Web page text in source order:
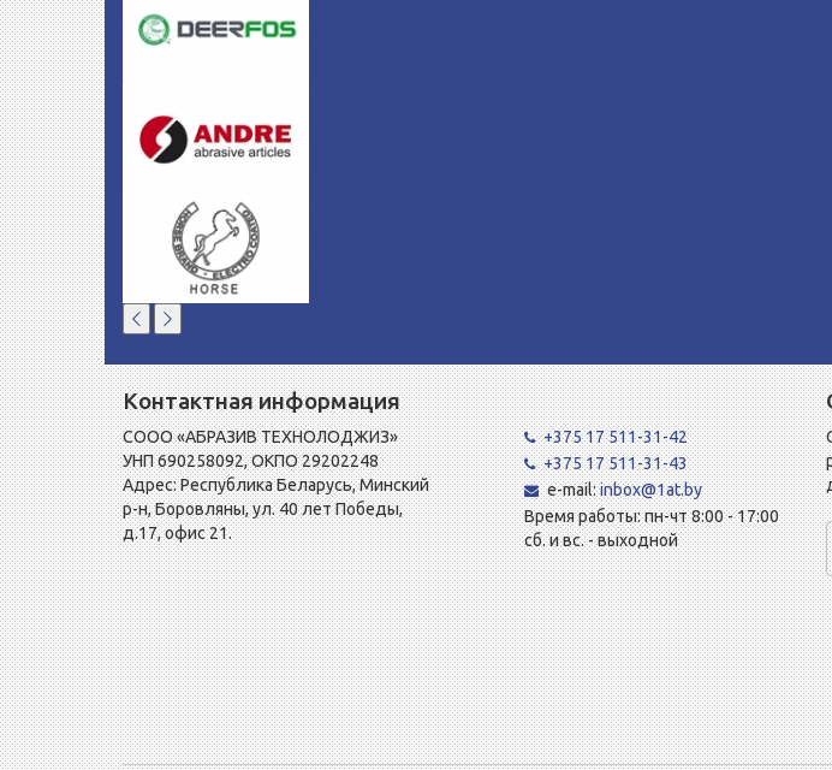
Контактная информация
СООО «АБРАЗИВ ТЕХНОЛОДЖИЗ»
УНП 690258092, ОКПО 29202248
Адрес: Республика Беларусь, Минский
р-н, Боровляны, ул. 40 лет Победы,
д.17, офис 21.
+375 17 511-31-42
+375 17 511-31-43
e-mail:inbox@1at.by
Время работы: пн-чт 8:00 - 17:00
сб. и вс. - выходной